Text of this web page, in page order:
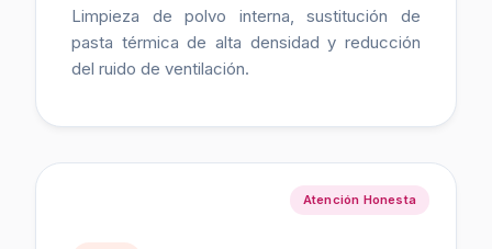
Limpieza de polvo interna, sustitución de
pasta térmica de alta densidad y reducción
del ruido de ventilación.
Atención Honesta